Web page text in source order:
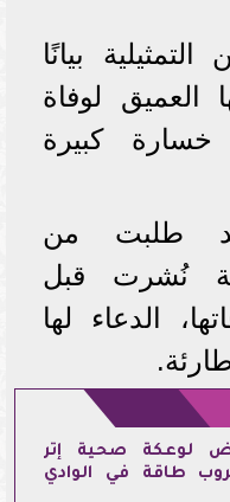
بيانًا
لوفاة
خسارة كبيرة
قد طلبت من
نُشرت قبل
الدعاء لها
لوعكة صحية إثر
طاقة في الوادي